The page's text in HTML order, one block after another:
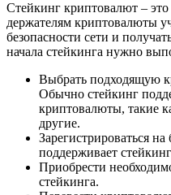
Стейкинг криптовалют –
держателям криптовалюты
безопасности сети и
начала стейкинга нужно
Выбрать подходящую
Обычно стейкинг
криптовалюты, такие
другие.
Зарегистрироваться
поддерживает
Приобрести
стейкинга.